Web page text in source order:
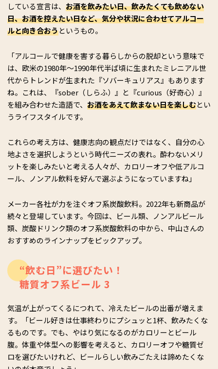
している宣言は、 お酒を飲みたい日、飲みたくても飲めない
日、お酒を控えたい日など、気分や状況に合わせてアルコー
ルと向き合おうというもの。
「アルコールで健康を害する暮らしからの脱却という意味で
は、欧米の1980年〜1990年代半ば頃に生まれたミレニアル世
代からトレンドが生まれた『ソバーキュリアス』もあります
ね。これは、『sober（しらふ）』と『curious（好奇心）』
を組み合わせた造語で、 お酒をあえて飲まない日を楽しむとい
うライフスタイルです。
これらの考え方は、健康志向の観点だけではなく、自分の心
地よさを選択しようという時代ニーズの表れ。酔わないメリ
ットを楽しみたいと考える人々が、カロリーオフや低アルコ
ール、ノンアル飲料を好んで選ぶようになっていますね」
メーカー各社が力を注ぐオフ系炭酸飲料。2022年も新商品が
続々と登場しています。今回は、ビール類、ノンアルビール
類、炭酸ドリンク類のオフ系炭酸飲料の中から、中山さんの
おすすめのラインナップをピックアップ。
“飲む日”に選びたい！
糖質オフ系ビール 3
気温が上がってくるにつれて、冷えたビールの出番が増えま
す。「ビール好きは仕事終わりにプシュッと1杯、飲みたくな
るものです。でも、やはり気になるのがカロリーとビール
腹。体重や体型への影響を考えると、カロリーオフや糖質ゼ
ロを選びたいけれど、ビールらしい飲みごたえは諦めたくな